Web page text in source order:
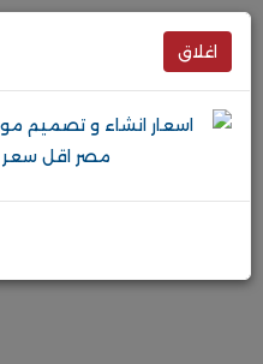
اغلاق